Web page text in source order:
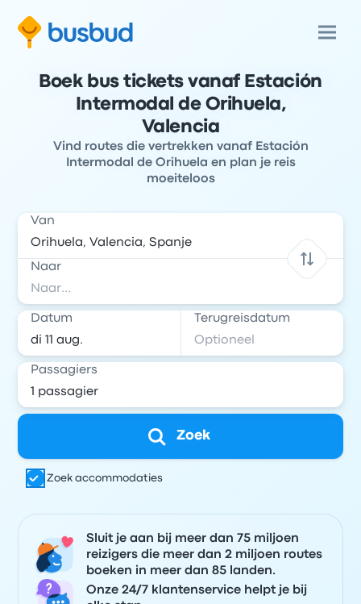
Boek bus tickets vanaf Estación
Intermodal de Orihuela,
Valencia
Vind routes die vertrekken vanaf Estación
Intermodal de Orihuela en plan je reis
moeiteloos
Van
Naar
Datum Terugreisdatum
Passagiers
Zoek
Zoek accommodaties
Sluit je aan bij meer dan 75 miljoen
reizigers die meer dan 2 miljoen routes
boeken in meer dan 85 landen.
Onze 24/7 klantenservice helpt je bij